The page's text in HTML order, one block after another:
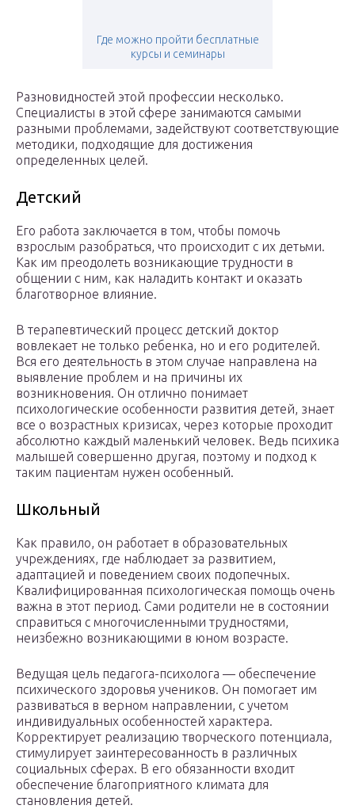
Где можно пройти бесплатные
курсы и семинары
Разновидностей этой профессии несколько.
Специалисты в этой сфере занимаются самыми
разными проблемами, задействуют соответствующие
методики, подходящие для достижения
определенных целей.
Детский
Его работа заключается в том, чтобы помочь
взрослым разобраться, что происходит с их детьми.
Как им преодолеть возникающие трудности в
общении с ним, как наладить контакт и оказать
благотворное влияние.
В терапевтический процесс детский доктор
вовлекает не только ребенка, но и его родителей.
Вся его деятельность в этом случае направлена на
выявление проблем и на причины их
возникновения. Он отлично понимает
психологические особенности развития детей, знает
все о возрастных кризисах, через которые проходит
абсолютно каждый маленький человек. Ведь психика
малышей совершенно другая, поэтому и подход к
таким пациентам нужен особенный.
Школьный
Как правило, он работает в образовательных
учреждениях, где наблюдает за развитием,
адаптацией и поведением своих подопечных.
Квалифицированная психологическая помощь очень
важна в этот период. Сами родители не в состоянии
справиться с многочисленными трудностями,
неизбежно возникающими в юном возрасте.
Ведущая цель педагога-психолога — обеспечение
психического здоровья учеников. Он помогает им
развиваться в верном направлении, с учетом
индивидуальных особенностей характера.
Корректирует реализацию творческого потенциала,
стимулирует заинтересованность в различных
социальных сферах. В его обязанности входит
обеспечение благоприятного климата для
становления детей.